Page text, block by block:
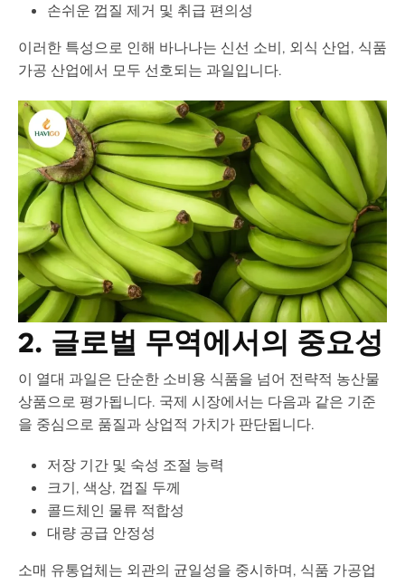
손쉬운 껍질 제거 및 취급 편의성
이러한 특성으로 인해 바나나는 신선 소비, 외식 산업, 식품
가공 산업에서 모두 선호되는 과일입니다.
2. 글로벌 무역에서의 중요성
이 열대 과일은 단순한 소비용 식품을 넘어 전략적 농산물
상품으로 평가됩니다. 국제 시장에서는 다음과 같은 기준
을 중심으로 품질과 상업적 가치가 판단됩니다.
저장 기간 및 숙성 조절 능력
크기, 색상, 껍질 두께
콜드체인 물류 적합성
대량 공급 안정성
소매 유통업체는 외관의 균일성을 중시하며, 식품 가공업